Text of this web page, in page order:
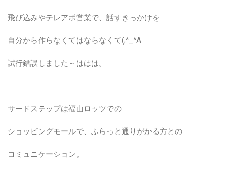
飛び込みやテレアポ営業で、話すきっかけを
自分から作らなくてはならなくて(;^_^A
試行錯誤しました～ははは。
サードステップは福山ロッツでの
ショッピングモールで、ふらっと通りがかる方との
コミュニケーション。